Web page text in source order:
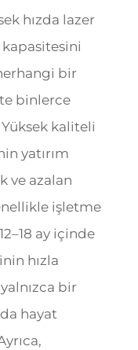
hızda lazer
bir
binlerce
kaliteli
yatırım
ve azalan
işletme
ay içinde
hızla
bir
hayat